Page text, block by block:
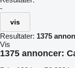
-
vis
Resultater: 1375
Vis
1375 annoncer: